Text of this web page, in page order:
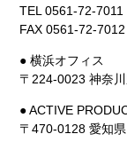
TEL 0561-72-7011
FAX 0561-72-7012
● 横浜オフィス
〒224-0023 神奈
● ACTIVE
〒470-0128 愛知